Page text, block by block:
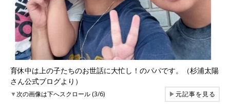
育休中は上の子たちのお世話に大忙し！のパパです。（杉浦太陽
さん公式ブログより）
▼次の画像は下へスクロール (3/6) ▶元記事を見る